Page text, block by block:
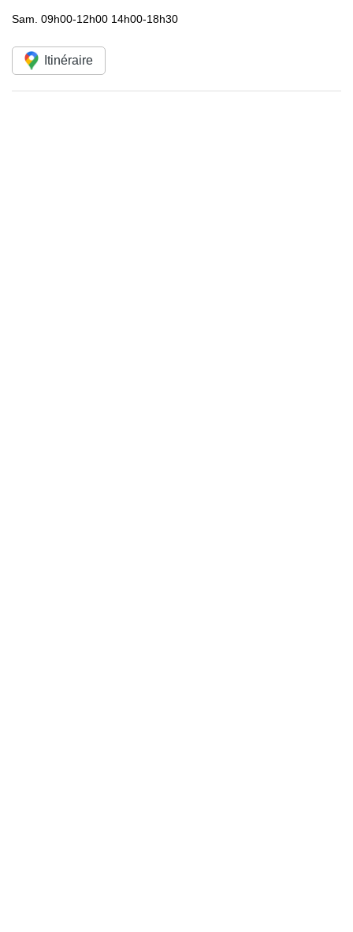
Sam. 09h00-12h00 14h00-18h30
Itinéraire